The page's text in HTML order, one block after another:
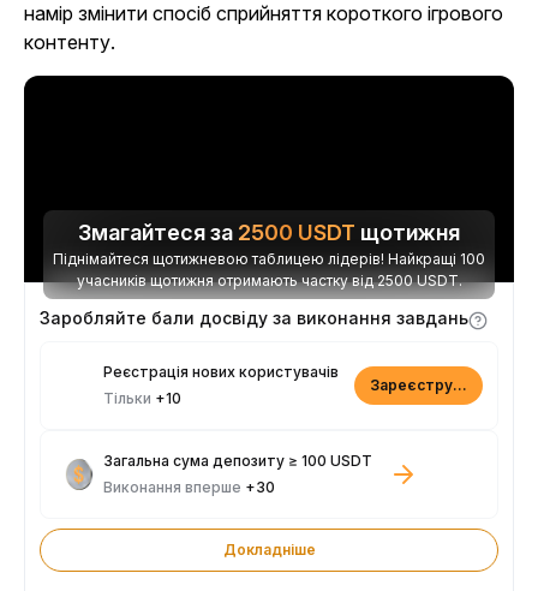
намір змінити спосіб сприйняття короткого ігрового
контенту.
Змагайтеся за 2500 USDT щотижня
Піднімайтеся щотижневою таблицею лідерів! Найкращі 100
учасників щотижня отримають частку від 2500 USDT.
Заробляйте бали досвіду за виконання завдань
Реєстрація нових користувачів
Тільки +10
Зареєструватися
Загальна сума депозиту ≥ 100 USDT
Виконання вперше +30
Докладніше